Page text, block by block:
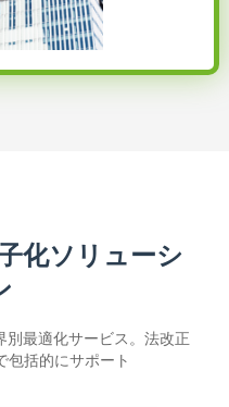
化ソリューシ
最適化サービス。法改正
包括的にサポート